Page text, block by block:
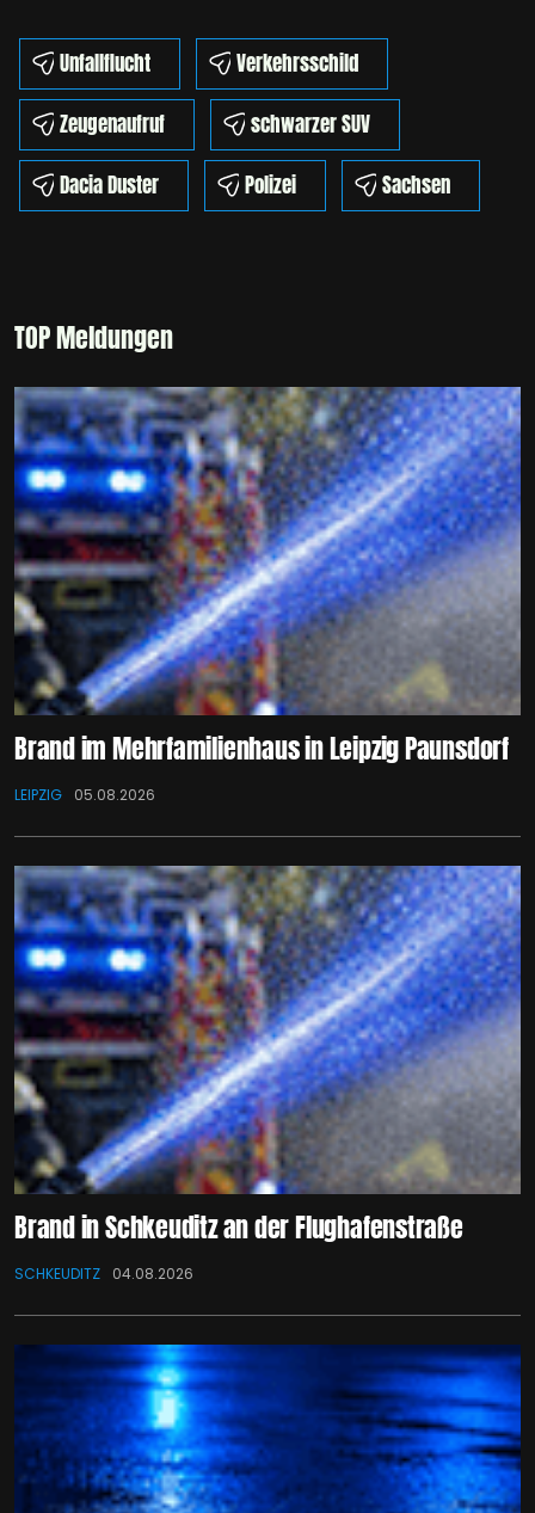
Unfallflucht
Verkehrsschild
Zeugenaufruf
schwarzer SUV
Dacia Duster
Polizei Sachsen
TOP Meldungen
Brand im Mehrfamilienhaus in Leipzig Paunsdorf
LEIPZIG 05.08.2026
Brand in Schkeuditz an der Flughafenstraße
SCHKEUDITZ 04.08.2026